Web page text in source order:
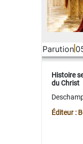
Parution
Histoire
du Christ
Éditeur :